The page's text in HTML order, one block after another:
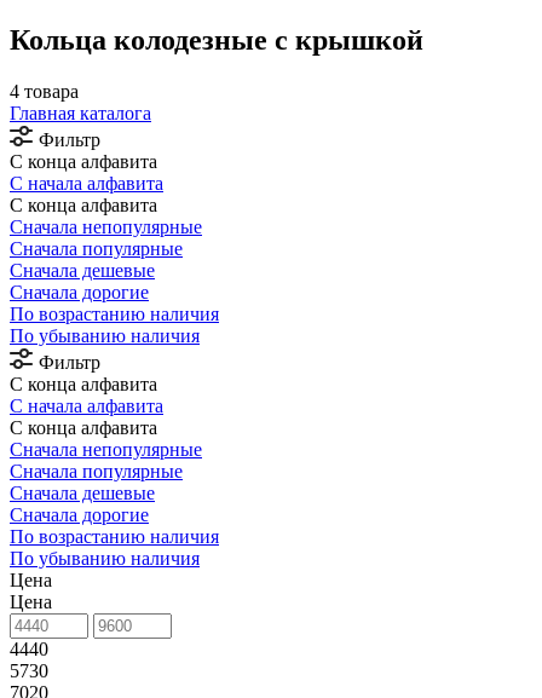
Кольца колодезные с крышкой
4 товара
Главная каталога
Фильтр
С конца алфавита
С начала алфавита
С конца алфавита
Сначала непопулярные
Сначала популярные
Сначала дешевые
Сначала дорогие
По возрастанию наличия
По убыванию наличия
Фильтр
С конца алфавита
С начала алфавита
С конца алфавита
Сначала непопулярные
Сначала популярные
Сначала дешевые
Сначала дорогие
По возрастанию наличия
По убыванию наличия
Цена
Цена
4440
5730
7020